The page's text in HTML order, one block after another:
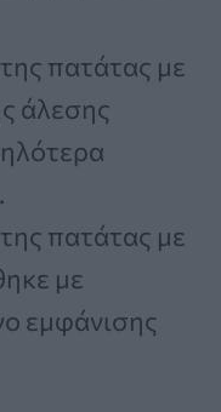
πατάτας με
άλεσης
πατάτας με
με
εμφάνισης